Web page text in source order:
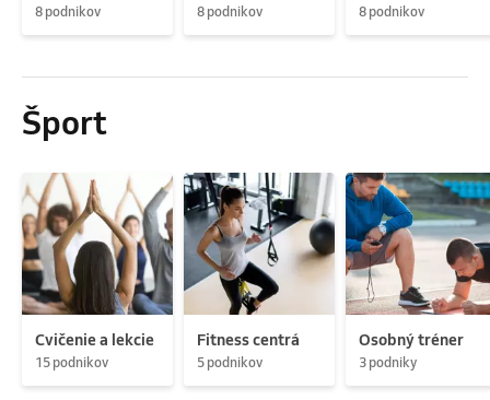
8 podnikov 8 podnikov 8 podnikov
Šport
Cvičenie a lekcie
15 podnikov
Fitness centrá
5 podnikov
Osobný tréner
3 podniky